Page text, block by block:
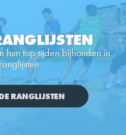
hun top tijden bijhouden in
RANGLIJSTEN